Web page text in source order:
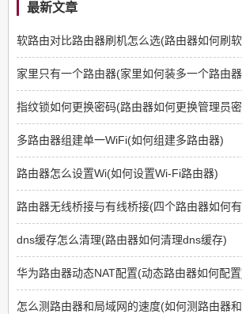
最新文章
软路由对比路由器刷机怎么选(路由器如何刷
家里只有一个路由器(家里如何装多一个路由
指纹锁如何更换密码(路由器如何更换管理员
多路由器组建单一WiFi(如何组建多路由器)
路由器怎么设置Wi(如何设置Wi-Fi路由器)
路由器无线桥接与有线桥接(四个路由器如何
dns缓存怎么清理(路由器如何清理dns缓存)
华为路由器动态NAT配置(动态路由器如何配
怎么测路由器和局域网的速度(如何测路由器